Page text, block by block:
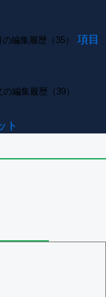
編集履歴（35）
項目
の編集履歴（39）
ト